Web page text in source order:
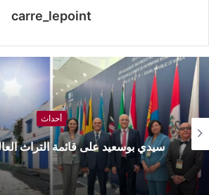
carre_lepoint
أحداث
سيدي بوسعيد على قائمة التراث